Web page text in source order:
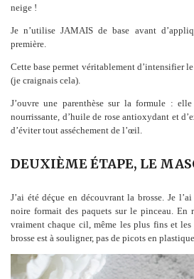
neige !
Je n’utilise JAMAIS de base avant
première.
Cette base permet véritablement d’intensifier
(je craignais cela).
J’ouvre une parenthèse sur la formule :
nourrissante, d’huile de rose antioxydant et
d’éviter tout asséchement de l’œil.
DEUXIÈME ÉTAPE, LE
J’ai été déçue en découvrant la brosse. Je
noire formait des paquets sur le pinceau. En
vraiment chaque cil, même les plus fins et
brosse est à souligner, pas de picots en